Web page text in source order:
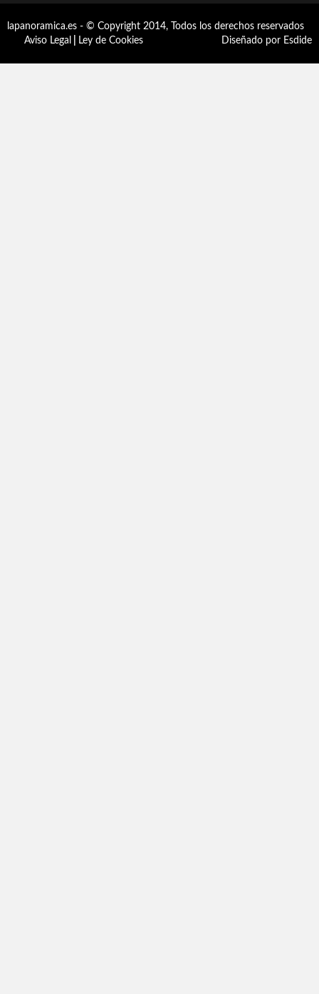
lapanoramica.es - © Copyright 2014, Todos los derechos reservados
Aviso Legal
Ley de Cookies Diseñado por Esdide